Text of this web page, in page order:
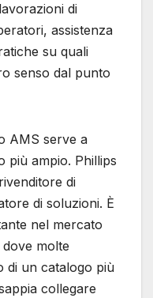
di
assistenza
su quali
senso dal punto
AMS serve a
più ampio. Phillips
di
di soluzioni. È
nel mercato
molte
di un catalogo più
collegare